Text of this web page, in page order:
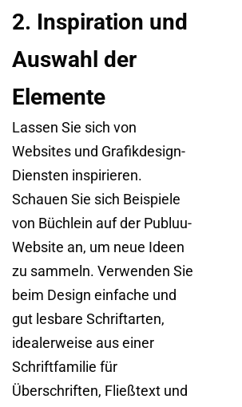
2. Inspiration und
Auswahl der
Elemente
Lassen Sie sich von
Websites und Grafikdesign-
Diensten inspirieren.
Schauen Sie sich Beispiele
von Büchlein auf der Publuu-
Website an, um neue Ideen
zu sammeln. Verwenden Sie
beim Design einfache und
gut lesbare Schriftarten,
idealerweise aus einer
Schriftfamilie für
Überschriften, Fließtext und